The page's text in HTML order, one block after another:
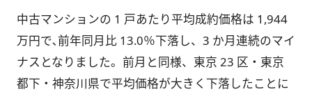
中古マンションの 1 戸あたり平均成約価格は 1,944
万円で､前年同月比 13.0％下落し、3 か月連続のマイ
ナスとなりました。前月と同様、東京 23 区・東京
都下・神奈川県で平均価格が大きく下落したことに